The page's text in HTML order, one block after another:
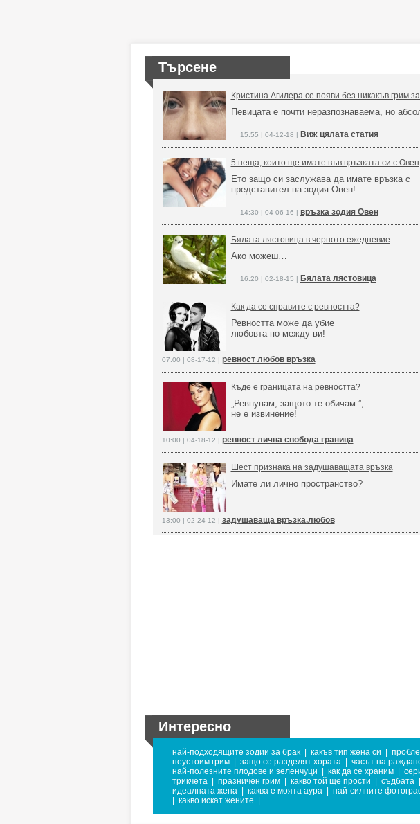
Търсене
Кристина Агилера се появи без никакъв грим
Певицата е почти неразпознаваема, но
15:55 | 04-12-18 | Виж цялата статия
5 неща, които ще имате във връзката си с Овен
Ето защо си заслужава да имате връзка с
представител на зодия Овен!
14:30 | 04-06-16 | връзка зодия Овен
Бялата лястовица в черното ежедневие
Ако можеш…
16:20 | 02-18-15 | Бялата лястовица
Как да се справите с ревността?
Ревността може да убие
любовта по между ви!
07:00 | 08-17-12 | ревност любов връзка
Къде е границата на ревността?
„Ревнувам, защото те обичам.”,
не е извинение!
10:00 | 04-18-12 | ревност лична свобода граница
Шест признака на задушаващата връзка
Имате ли лично пространство?
13:00 | 02-24-12 | задушаваща връзка.любов
Интересно
най-подходящите зодии за брак какъв тип жена си
неустоим грим
защо се разделят хората часът на
най-полезните плодове и зеленчуци
как да се храним
трикчета
празничен грим какво той ще прости съдбата
идеалната жена
каква е моята аура най-силните
какво искат жените